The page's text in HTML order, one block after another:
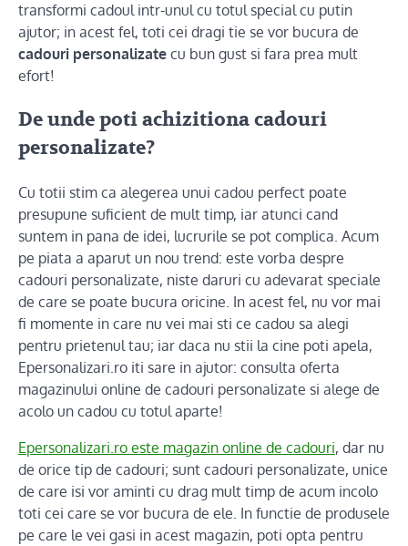
transformi cadoul intr-unul cu totul special cu putin
ajutor; in acest fel, toti cei dragi tie se vor bucura de
cadouri personalizate cu bun gust si fara prea mult
efort!
De unde poti achizitiona cadouri
personalizate?
Cu totii stim ca alegerea unui cadou perfect poate
presupune suficient de mult timp, iar atunci cand
suntem in pana de idei, lucrurile se pot complica. Acum
pe piata a aparut un nou trend: este vorba despre
cadouri personalizate, niste daruri cu adevarat speciale
de care se poate bucura oricine. In acest fel, nu vor mai
fi momente in care nu vei mai sti ce cadou sa alegi
pentru prietenul tau; iar daca nu stii la cine poti apela,
Epersonalizari.ro iti sare in ajutor: consulta oferta
magazinului online de cadouri personalizate si alege de
acolo un cadou cu totul aparte!
Epersonalizari.ro este magazin online de cadouri, dar nu
de orice tip de cadouri; sunt cadouri personalizate, unice
de care isi vor aminti cu drag mult timp de acum incolo
toti cei care se vor bucura de ele. In functie de produsele
pe care le vei gasi in acest magazin, poti opta pentru